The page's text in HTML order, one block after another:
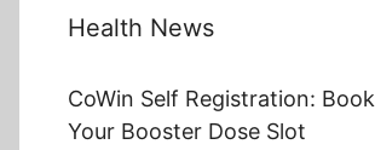
Health News
CoWin Self Registration: Book
Your Booster Dose Slot